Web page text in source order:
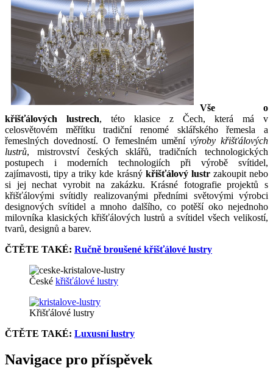
Vše o
křišťálových lustrech, této klasice z Čech, která má v
celosvětovém měřítku tradiční renomé sklářského řemesla a
řemeslných dovedností. O řemeslném umění výroby křišťálových
lustrů, mistrovství českých sklářů, tradičních technologických
postupech i moderních technologiích při výrobě svítidel,
zajímavosti, tipy a triky kde krásný křišťálový lustrzakoupit nebo
si jej nechat vyrobit na zakázku. Krásné fotografie projektů s
křišťálovými svítidly realizovanými předními světovými výrobci
designových svítidel a mnoho dalšího, co potěší oko nejednoho
milovníka klasických křišťálových lustrů a svítidel všech velikostí,
tvarů, designů a barev.
ČTĚTE TAKÉ: Ručně broušené křišťálové lustry
České křišťálové lustry
Křišťálové lustry
ČTĚTE TAKÉ: Luxusní lustry
Navigace pro příspěvek